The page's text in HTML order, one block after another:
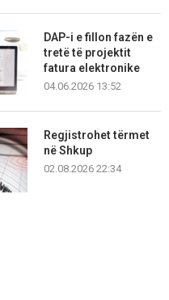
DAP-i e fillon fazën e
tretë të projektit
fatura elektronike
04.06.2026 13:52
Regjistrohet tërmet
në Shkup
02.08.2026 22:34